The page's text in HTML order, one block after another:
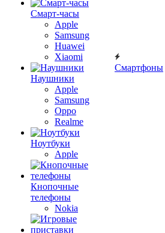
Смарт-часы
Apple
Samsung
Huawei
Xiaomi
Наушники
Apple
Samsung
Oppo
Realme
Ноутбуки
Apple
Кнопочные
телефоны
Nokia
Смартфоны